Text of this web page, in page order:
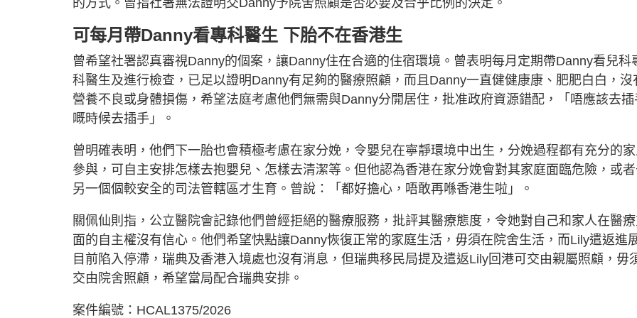
可每月帶Danny看專科醫生 下胎不在香港生
曾希望社署認真審視Danny的個案，讓Danny住在合適的住宿環境。曾表明每月定期帶Danny看兒科
科醫生及進行檢查，已足以證明Danny有足夠的醫療照顧，而且Danny一直健健康康、肥肥白白，沒
營養不良或身體損傷，希望法庭考慮他們無需與Danny分開居住，批准政府資源錯配，「唔應該去插
嘅時候去插手」。
曾明確表明，他們下一胎也會積極考慮在家分娩，令嬰兒在寧靜環境中出生，分娩過程都有充分的家
參與，可自主安排怎樣去抱嬰兒、怎樣去清潔等。但他認為香港在家分娩會對其家庭面臨危險，或
另一個個較安全的司法管轄區才生育。曾說：「都好擔心，唔敢再喺香港生啦」。
關佩仙則指，公立醫院會記錄他們曾經拒絕的醫療服務，批評其醫療態度，令她對自己和家人在醫
面的自主權沒有信心。他們希望快點讓Danny恢復正常的家庭生活，毋須在院舍生活，而Lily遣返進
目前陷入停滯，瑞典及香港入境處也沒有消息，但瑞典移民局提及遣返Lily回港可交由親屬照顧，毋
交由院舍照顧，希望當局配合瑞典安排。
案件編號：HCAL1375/2026